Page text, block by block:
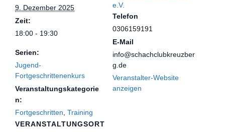
9. Dezember 2025
Zeit:
18:00 - 19:30
Serien:
Jugend-
Fortgeschrittenenkurs
Veranstaltungskategorie
n:
Fortgeschritten Training
VERANSTALTUNGSORT
e.V.
Telefon
0306159191
E-Mail
info@schachclubkreuzber
g.de
Veranstalter-Website
anzeigen